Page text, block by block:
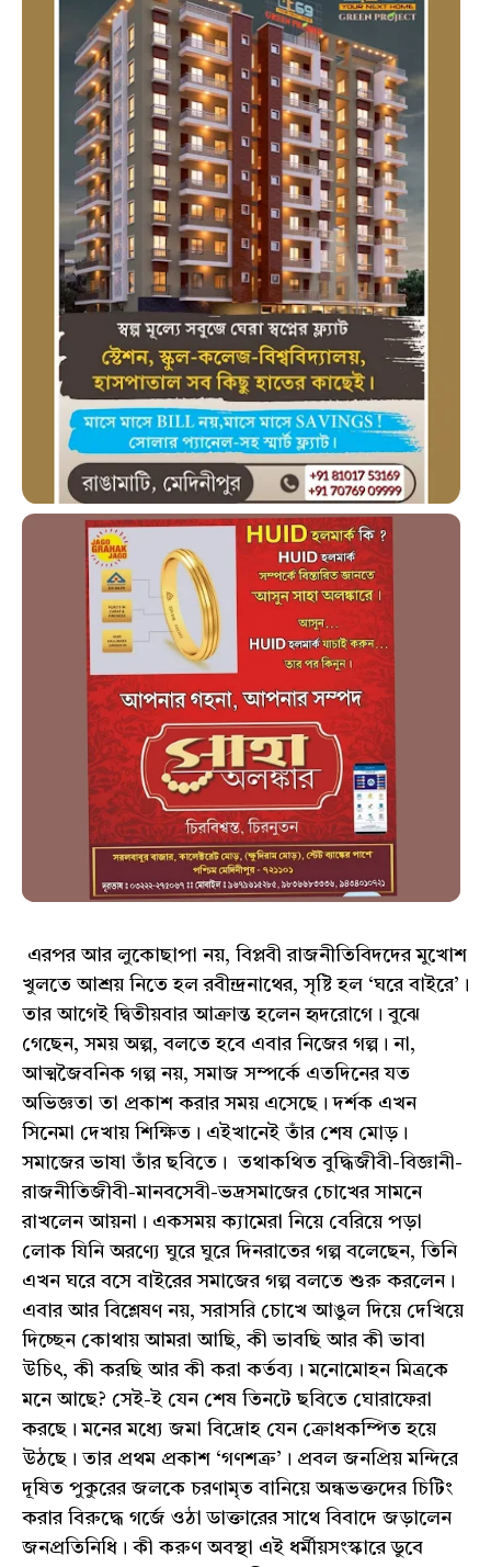
এরপর আর লুকোছাপা নয়, বিপ্লবী রাজনীতিবিদদের মুখোশ
খুলতে আশ্রয় নিতে হল রবীন্দ্রনাথের, সৃষ্টি হল ‘ঘরে বাইরে’।
তার আগেই দ্বিতীয়বার আক্রান্ত হলেন হৃদরোগে। বুঝে
গেছেন, সময় অল্প, বলতে হবে এবার নিজের গল্প। না,
আত্মজৈবনিক গল্প নয়, সমাজ সম্পর্কে এতদিনের যত
অভিজ্ঞতা তা প্রকাশ করার সময় এসেছে। দর্শক এখন
সিনেমা দেখায় শিক্ষিত। এইখানেই তাঁর শেষ মোড়।
সমাজের ভাষা তাঁর ছবিতে। তথাকথিত বুদ্ধিজীবী-বিজ্ঞানী-
রাজনীতিজীবী-মানবসেবী-ভদ্রসমাজের চোখের সামনে
রাখলেন আয়না। একসময় ক্যামেরা নিয়ে বেরিয়ে পড়া
লোক যিনি অরণ্যে ঘুরে ঘুরে দিনরাতের গল্প বলেছেন, তিনি
এখন ঘরে বসে বাইরের সমাজের গল্প বলতে শুরু করলেন।
এবার আর বিশ্লেষণ নয়, সরাসরি চোখে আঙুল দিয়ে দেখিয়ে
দিচ্ছেন কোথায় আমরা আছি, কী ভাবছি আর কী ভাবা
উচিৎ, কী করছি আর কী করা কর্তব্য। মনোমোহন মিত্রকে
মনে আছে? সেই-ই যেন শেষ তিনটে ছবিতে ঘোরাফেরা
করছে। মনের মধ্যে জমা বিদ্রোহ যেন ক্রোধকম্পিত হয়ে
উঠছে। তার প্রথম প্রকাশ ‘গণশত্রু’। প্রবল জনপ্রিয় মন্দিরে
দূষিত পুকুরের জলকে চরণামৃত বানিয়ে অন্ধভক্তদের চিটিং
করার বিরুদ্ধে গর্জে ওঠা ডাক্তারের সাথে বিবাদে জড়ালেন
জনপ্রতিনিধি। কী করুণ অবস্থা এই ধর্মীয়সংস্কারে ডুবে